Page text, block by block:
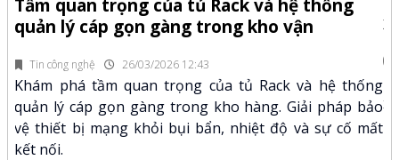
Tin công nghệ 26/03/2026 12:43
Tầm quan trọng của tủ Rack và hệ thống
quản lý cáp gọn gàng trong kho vận
Khám phá tầm quan trọng của tủ Rack và hệ thống
quản lý cáp gọn gàng trong kho hàng. Giải pháp bảo
vệ thiết bị mạng khỏi bụi bẩn, nhiệt độ và sự cố mất
kết nối.